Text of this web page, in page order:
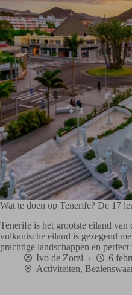
Wat te doen op Tenerife? De 17
Tenerife is het grootste eiland
vulkanische eiland is gezegend
prachtige landschappen en
Ivo de Zorzi
6
Activiteiten,